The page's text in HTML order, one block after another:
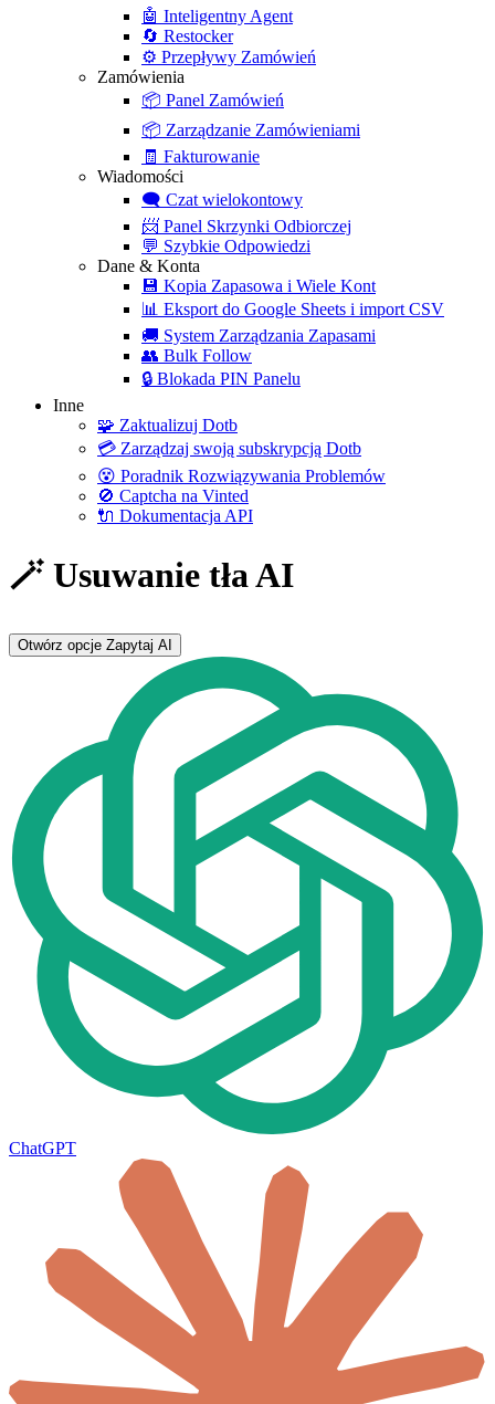
🤖 Inteligentny Agent
🔄 Restocker
⚙️ Przepływy Zamówień
Zamówienia
📦 Panel Zamówień
📦 Zarządzanie Zamówieniami
🧾 Fakturowanie
Wiadomości
🗨️ Czat wielokontowy
📨 Panel Skrzynki Odbiorczej
💬 Szybkie Odpowiedzi
Dane & Konta
💾 Kopia Zapasowa i Wiele Kont
📊 Eksport do Google Sheets i import CSV
🚚 System Zarządzania Zapasami
👥 Bulk Follow
🔒 Blokada PIN Panelu
Inne
🧩 Zaktualizuj Dotb
💳 Zarządzaj swoją subskrypcją Dotb
😵 Poradnik Rozwiązywania Problemów
🚫 Captcha na Vinted
🔌 Dokumentacja API
🪄 Usuwanie tła AI
Otwórz opcje Zapytaj AI
ChatGPT